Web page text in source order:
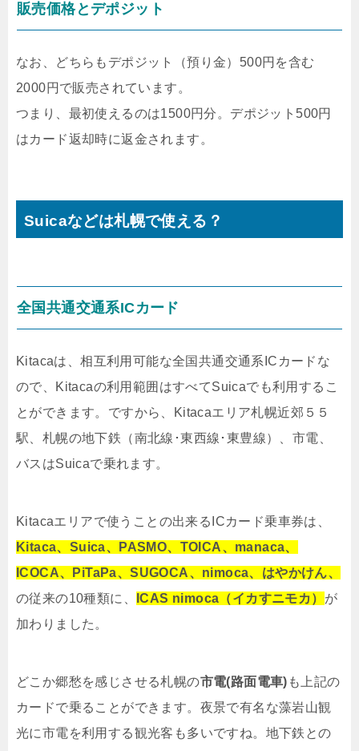
販売価格とデポジット
なお、どちらもデポジット（預り金）500円を含む
2000円で販売されています。
つまり、最初使えるのは1500円分。デポジット500円
はカード返却時に返金されます。
Suicaなどは札幌で使える？
全国共通交通系ICカード
Kitacaは、相互利用可能な全国共通交通系ICカードな
ので、Kitacaの利用範囲はすべてSuicaでも利用するこ
とができます。ですから、Kitacaエリア札幌近郊５５
駅、札幌の地下鉄（南北線･東西線･東豊線）、市電、
バスはSuicaで乗れます。
Kitacaエリアで使うことの出来るICカード乗車券は、
Kitaca、Suica、PASMO、TOICA、manaca、
ICOCA、PiTaPa、SUGOCA、nimoca、はやかけん、
の従来の10種類に、
ICAS nimoca（イカすニモカ） が
加わりました。
どこか郷愁を感じさせる札幌の市電(路面電車) も上記の
カードで乗ることができます。夜景で有名な藻岩山観
光に市電を利用する観光客も多いですね。地下鉄との